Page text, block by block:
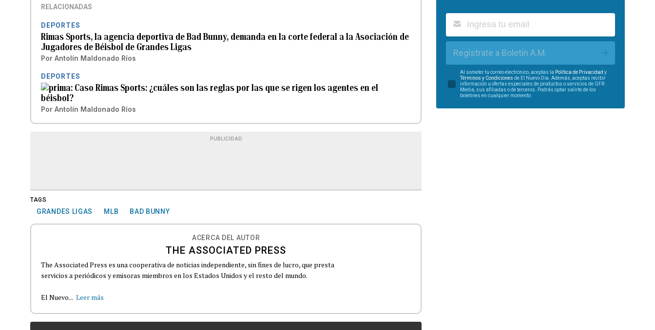
RELACIONADAS
DEPORTES
Rimas Sports, la agencia deportiva de Bad Bunny, demanda en la corte federal a la Asociación de
Jugadores de Béisbol de Grandes Ligas
Por Antolín Maldonado Ríos
DEPORTES
Caso Rimas Sports: ¿cuáles son las reglas por las que se rigen los agentes en el
béisbol?
Por Antolín Maldonado Ríos
PUBLICIDAD
TAGS
GRANDES LIGAS MLB BAD BUNNY
ACERCA DEL AUTOR
THE ASSOCIATED PRESS
The Associated Press es una cooperativa de noticias independiente, sin fines de lucro, que presta
servicios a periódicos y emisoras miembros en los Estados Unidos y el resto del mundo.
El Nuevo... Leer más
Regístrate a Boletín A.M.
Al someter tu correo electrónico, aceptas la Política de Privacidad y
Términos y Condiciones de El Nuevo Día. Además, aceptas recibir
información u ofertas especiales de productos o servicios de GFR
Media, sus afiliadas o de terceros. Podrás optar salirte de los
boletines en cualquier momento.